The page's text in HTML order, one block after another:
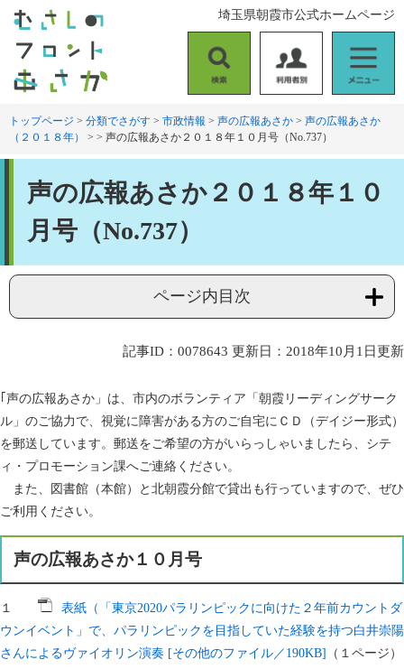
。
て
索
用
者
別
ニ
ュ
埼玉県朝霞市公式ホームページ
トップページ > 分類でさがす > 市政情報 > 声の広報あさか > 声の広報あさか
（２０１８年）
> > 声の広報あさか２０１８年１０月号（No.737）
声の広報あさか２０１８年１０
月号（No.737）
ページ内目次
記事ID：0078643 更新日：2018年10月1日更新
｢声の広報あさか」は、市内のボランティア「朝霞リーディングサーク
ル」のご協力で、視覚に障害がある方のご自宅にＣＤ（デイジー形式）
を郵送しています。郵送をご希望の方がいらっしゃいましたら、シテ
ィ・プロモーション課へご連絡ください。
また、図書館（本館）と北朝霞分館で貸出も行っていますので、ぜひ
ご利用ください。
声の広報あさか１０月号
１
表紙（「東京2020パラリンピックに向けた２年前カウントダ
ウンイベント」で、パラリンピックを目指していた経験を持つ白井崇陽
さんによるヴァイオリン演奏 [その他のファイル／190KB]
（１ページ）